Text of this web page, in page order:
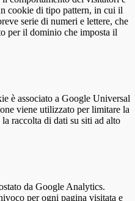
cookie di tipo pattern, in cui il
serie di numeri e lettere, che
per il dominio che imposta il
è associato a Google Universal
viene utilizzato per limitare la
raccolta di dati su siti ad alto
da Google Analytics.
per ogni pagina visitata e